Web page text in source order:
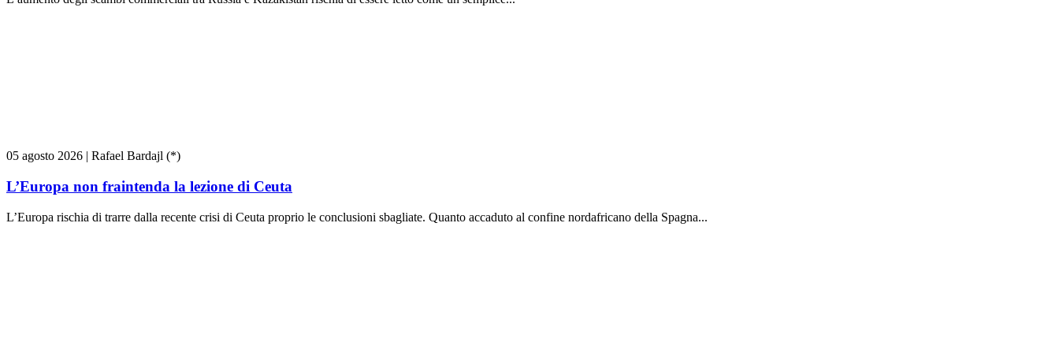
05 agosto 2026 | Rafael Bardajl (*)
L’Europa non fraintenda la lezione di Ceuta
L’Europa rischia di trarre dalla recente crisi di Ceuta proprio le conclusioni sbagliate. Quanto accaduto al confine nordafricano della Spagna...